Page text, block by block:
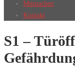
Mitmachen
Kontakt
S1 –